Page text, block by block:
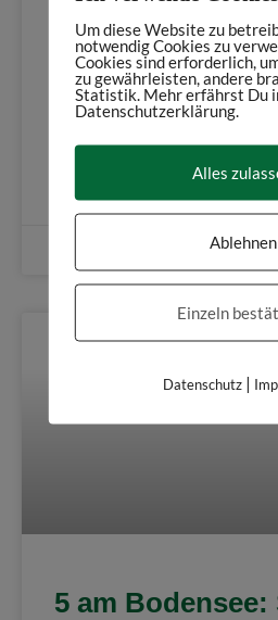
Bei einem Blick in die über
Konstanz wird schnell klar, dass
Konstanz einen sehr wichtigen
Stadtgeschichte einnimmt.
5 am
Um diese Website zu
notwendig Cookies zu
Cookies sind erforderlich,
zu gewährleisten, andere
Statistik. Mehr erfährst Du
Datenschutzerklärung.
Alles
Ablehnen
Einzeln
Datenschutz|